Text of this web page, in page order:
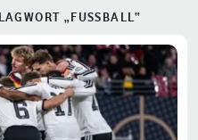
„FUSSBALL“